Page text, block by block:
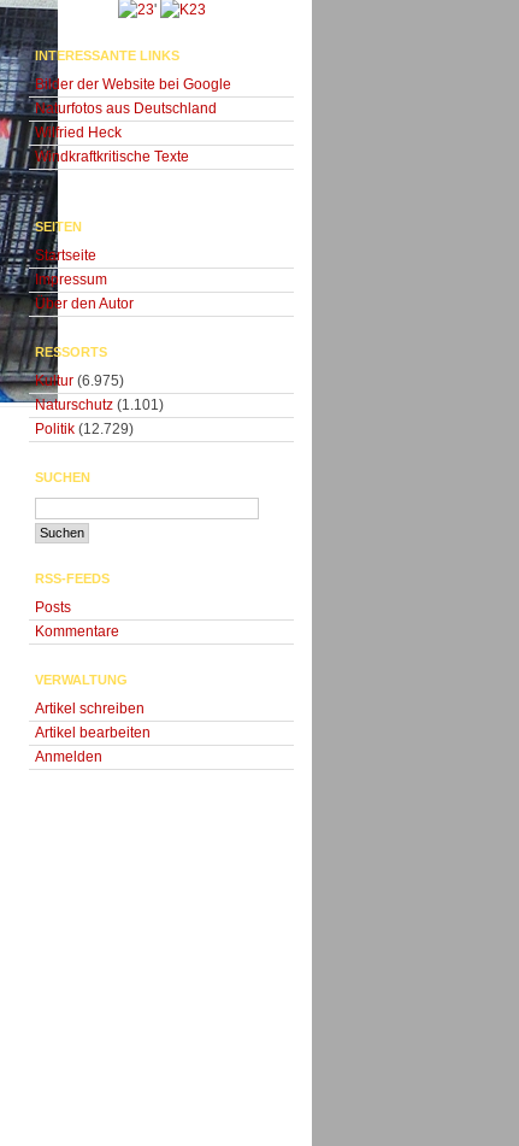
'
INTERESSANTE LINKS
Bilder der Website bei Google
Naturfotos aus Deutschland
Wilfried Heck
Windkraftkritische Texte
SEITEN
Startseite
Impressum
Über den Autor
RESSORTS
Kultur (6.975)
Naturschutz (1.101)
Politik (12.729)
SUCHEN
RSS-FEEDS
Posts
Kommentare
VERWALTUNG
Artikel schreiben
Artikel bearbeiten
Anmelden